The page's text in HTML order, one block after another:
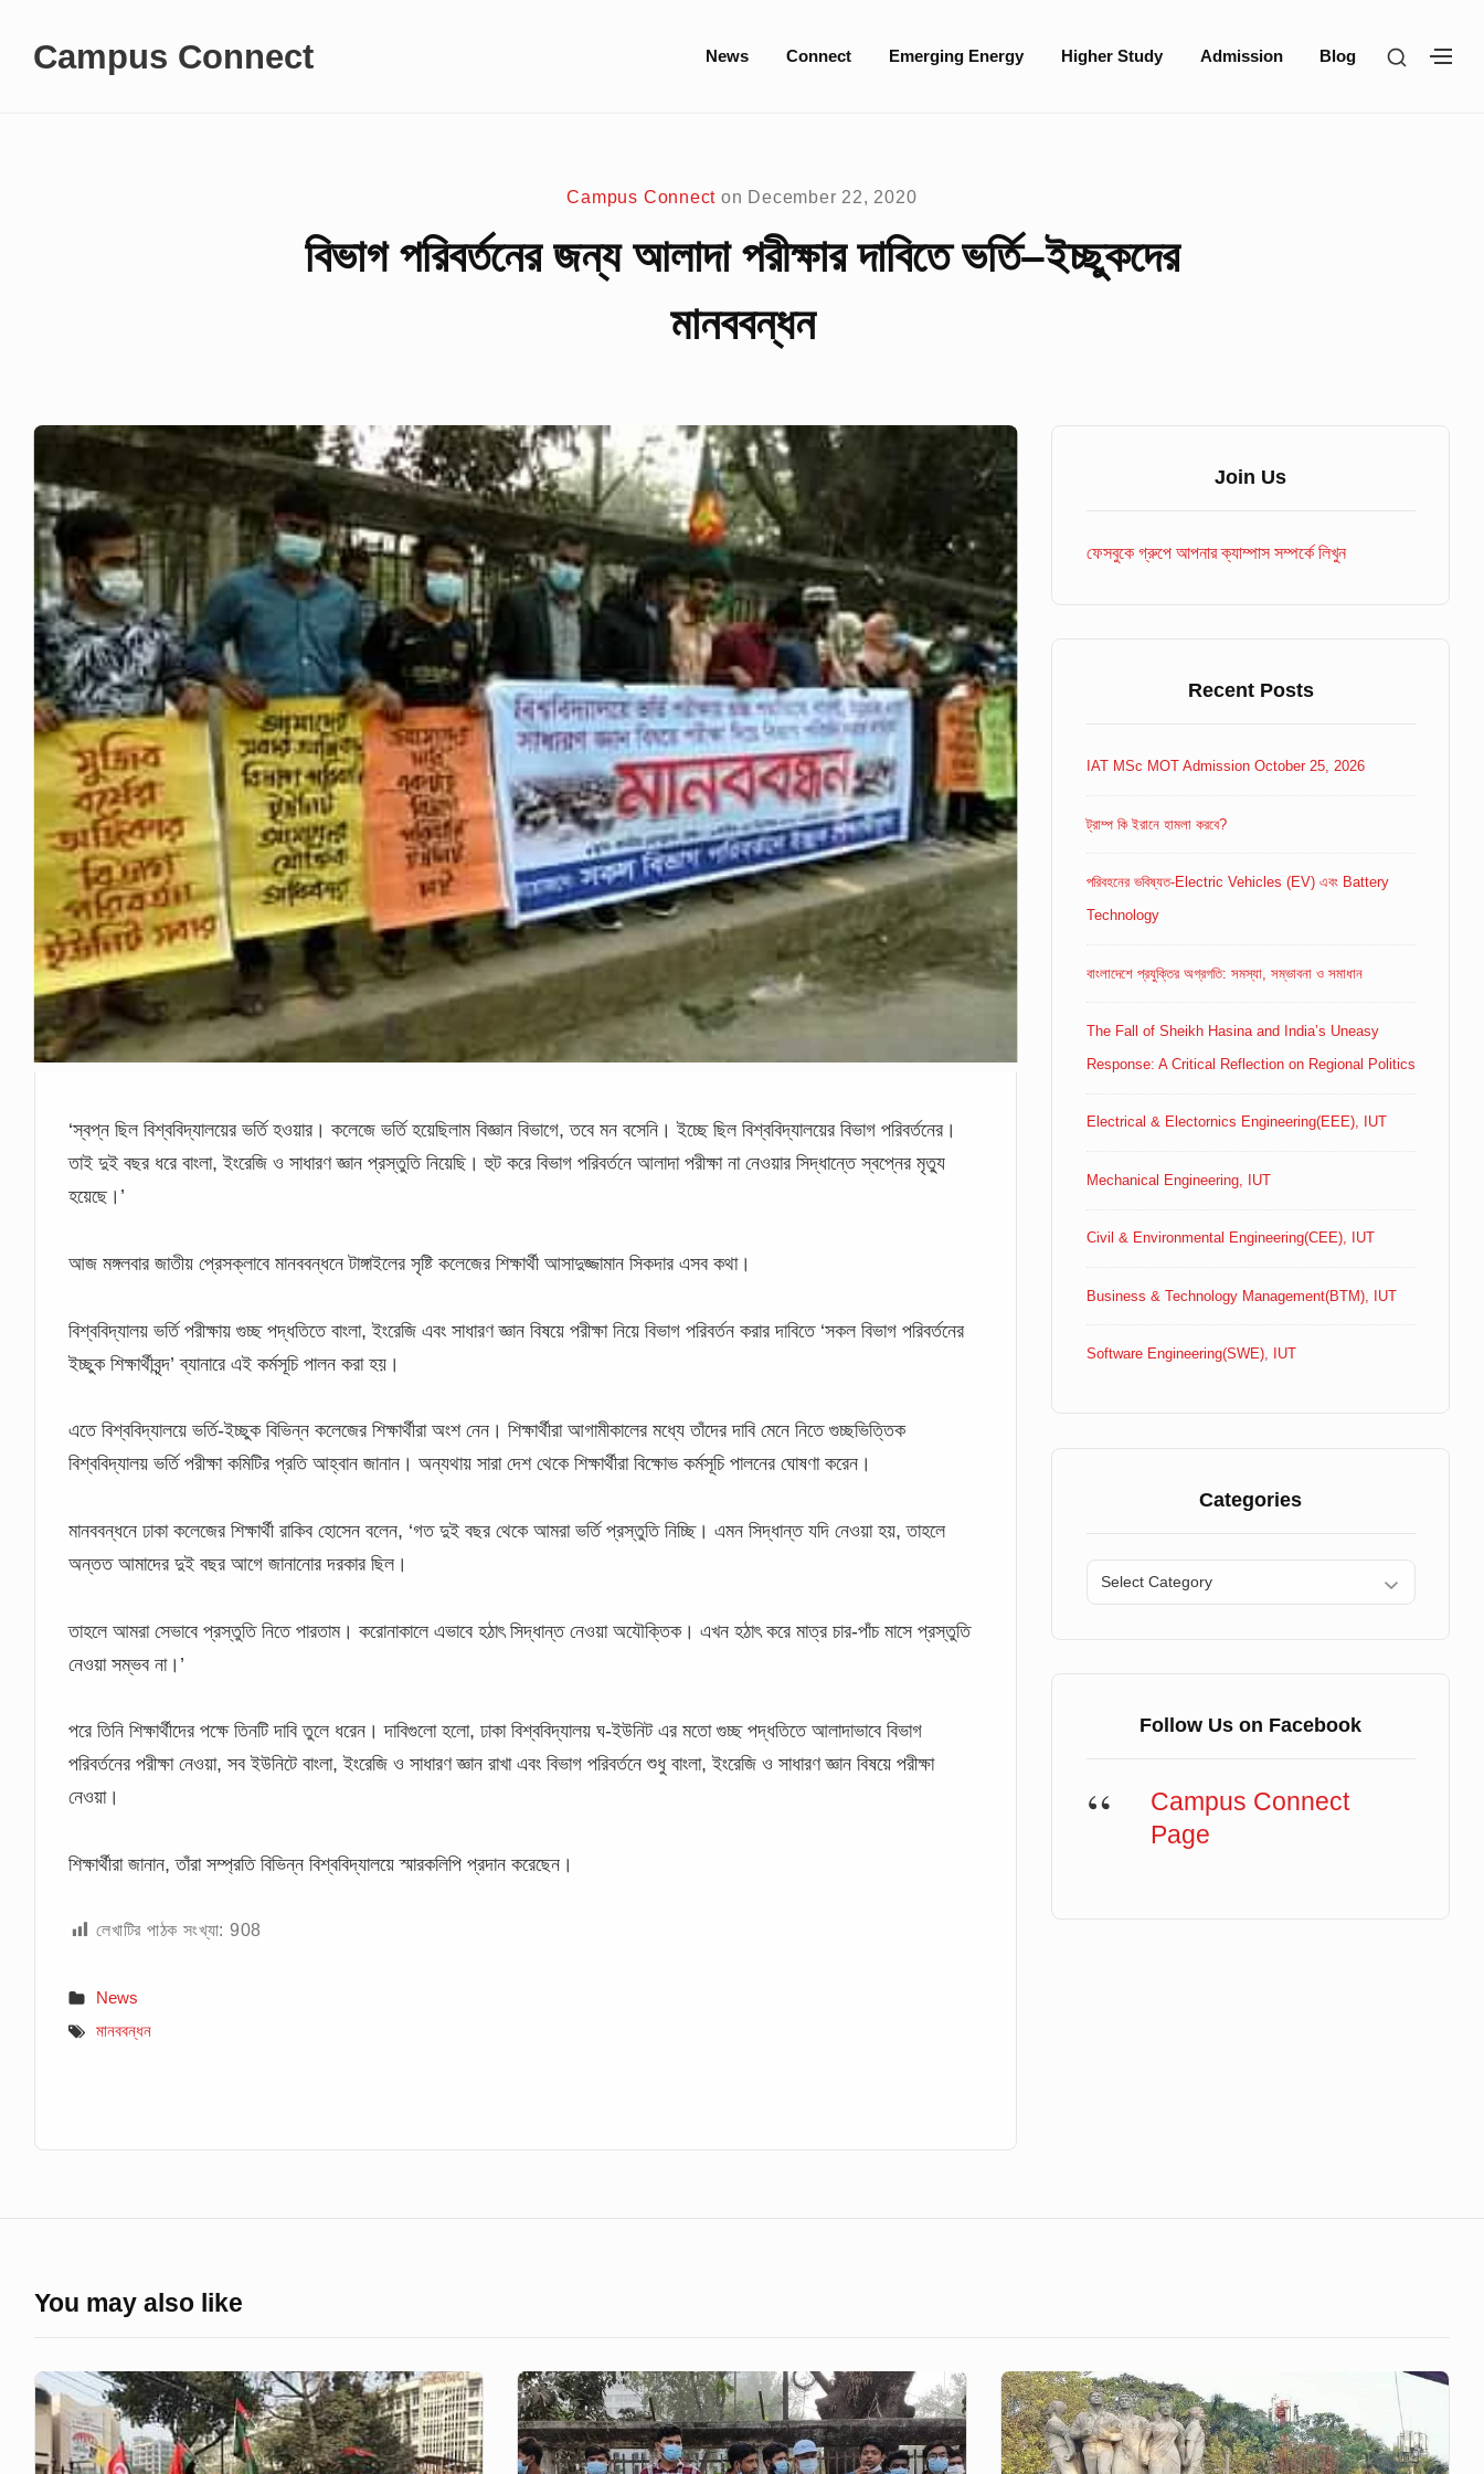
Campus Connect
Site
News Connect Emerging Energy Higher Study Admission Blog
SHOW
Campus Connect on December 22, 2020
বিভাগ পরিবর্তনের জন্য আলাদা পরীক্ষার দাবিতে ভর্তি–ইচ্ছুকদের
মানববন্ধন
‘স্বপ্ন ছিল বিশ্ববিদ্যালয়ের ভর্তি হওয়ার। কলেজে ভর্তি হয়েছিলাম বিজ্ঞান বিভাগে, তবে মন বসেনি। ইচ্ছে ছিল বিশ্ববিদ্যালয়ের বিভাগ পরিবর্তনের।
তাই দুই বছর ধরে বাংলা, ইংরেজি ও সাধারণ জ্ঞান প্রস্তুতি নিয়েছি। হুট করে বিভাগ পরিবর্তনে আলাদা পরীক্ষা না নেওয়ার সিদ্ধান্তে স্বপ্নের মৃত্যু
হয়েছে।’
আজ মঙ্গলবার জাতীয় প্রেসক্লাবে মানববন্ধনে টাঙ্গাইলের সৃষ্টি কলেজের শিক্ষার্থী আসাদুজ্জামান সিকদার এসব কথা।
বিশ্ববিদ্যালয় ভর্তি পরীক্ষায় গুচ্ছ পদ্ধতিতে বাংলা, ইংরেজি এবং সাধারণ জ্ঞান বিষয়ে পরীক্ষা নিয়ে বিভাগ পরিবর্তন করার দাবিতে ‘সকল বিভাগ পরিবর্তনের
ইচ্ছুক শিক্ষার্থীবৃন্দ’ ব্যানারে এই কর্মসূচি পালন করা হয়।
এতে বিশ্ববিদ্যালয়ে ভর্তি-ইচ্ছুক বিভিন্ন কলেজের শিক্ষার্থীরা অংশ নেন। শিক্ষার্থীরা আগামীকালের মধ্যে তাঁদের দাবি মেনে নিতে গুচ্ছভিত্তিক
বিশ্ববিদ্যালয় ভর্তি পরীক্ষা কমিটির প্রতি আহ্বান জানান। অন্যথায় সারা দেশ থেকে শিক্ষার্থীরা বিক্ষোভ কর্মসূচি পালনের ঘোষণা করেন।
মানববন্ধনে ঢাকা কলেজের শিক্ষার্থী রাকিব হোসেন বলেন, ‘গত দুই বছর থেকে আমরা ভর্তি প্রস্তুতি নিচ্ছি। এমন সিদ্ধান্ত যদি নেওয়া হয়, তাহলে
অন্তত আমাদের দুই বছর আগে জানানোর দরকার ছিল।
তাহলে আমরা সেভাবে প্রস্তুতি নিতে পারতাম। করোনাকালে এভাবে হঠাৎ সিদ্ধান্ত নেওয়া অযৌক্তিক। এখন হঠাৎ করে মাত্র চার-পাঁচ মাসে প্রস্তুতি
নেওয়া সম্ভব না।’
পরে তিনি শিক্ষার্থীদের পক্ষে তিনটি দাবি তুলে ধরেন। দাবিগুলো হলো, ঢাকা বিশ্ববিদ্যালয় ঘ-ইউনিট এর মতো গুচ্ছ পদ্ধতিতে আলাদাভাবে বিভাগ
পরিবর্তনের পরীক্ষা নেওয়া, সব ইউনিটে বাংলা, ইংরেজি ও সাধারণ জ্ঞান রাখা এবং বিভাগ পরিবর্তনে শুধু বাংলা, ইংরেজি ও সাধারণ জ্ঞান বিষয়ে পরীক্ষা
নেওয়া।
শিক্ষার্থীরা জানান, তাঁরা সম্প্রতি বিভিন্ন বিশ্ববিদ্যালয়ে স্মারকলিপি প্রদান করেছেন।
লেখাটির পাঠক সংখ্যা: 908
News
মানববন্ধন
Join Us
ফেসবুকে গ্রুপে আপনার ক্যাম্পাস সম্পর্কে লিখুন
Recent Posts
IAT MSc MOT Admission October 25, 2026
ট্রাম্প কি ইরানে হামলা করবে?
পরিবহনের ভবিষ্যত-Electric Vehicles (EV) এবং Battery
Technology
বাংলাদেশে প্রযুক্তির অগ্রগতি: সমস্যা, সম্ভাবনা ও সমাধান
The Fall of Sheikh Hasina and India’s Uneasy
Response: A Critical Reflection on Regional Politics
Electrical & Electornics Engineering(EEE), IUT
Mechanical Engineering, IUT
Civil & Environmental Engineering(CEE), IUT
Business & Technology Management(BTM), IUT
Software Engineering(SWE), IUT
Categories
Categories
Follow Us on Facebook
Campus Connect
Page
You may also like
চাকরিতে
মুক্তিযোদ্ধা
কোটা
পুরুষের
ওপর
যৌন
৭
দফা
দাবিতে